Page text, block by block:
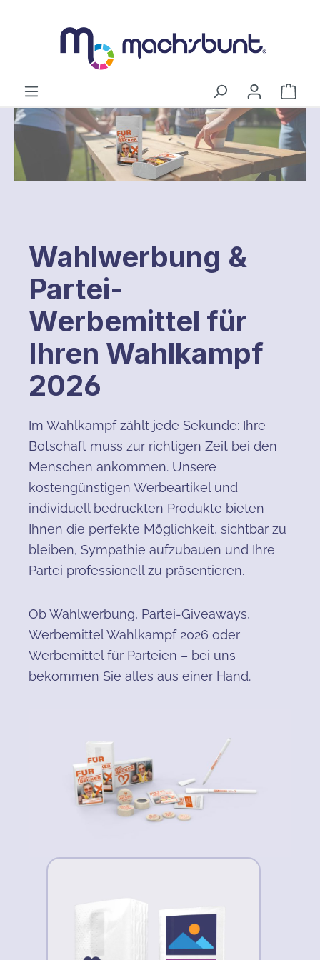
Wahlwerbung &
Partei-
Werbemittel für
Ihren Wahlkampf
2026
Im Wahlkampf zählt jede Sekunde: Ihre
Botschaft muss zur richtigen Zeit bei den
Menschen ankommen. Unsere
kostengünstigen Werbeartikel und
individuell bedruckten Produkte bieten
Ihnen die perfekte Möglichkeit, sichtbar zu
bleiben, Sympathie aufzubauen und Ihre
Partei professionell zu präsentieren.
Ob Wahlwerbung, Partei-Giveaways,
Werbemittel Wahlkampf 2026 oder
Werbemittel für Parteien – bei uns
bekommen Sie alles aus einer Hand.
Produktgalerie überspringen